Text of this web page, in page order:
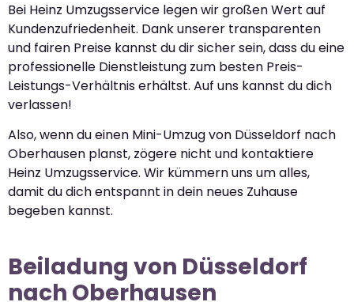
Bei Heinz Umzugsservice legen wir großen Wert auf
Kundenzufriedenheit. Dank unserer transparenten
und fairen Preise kannst du dir sicher sein, dass du eine
professionelle Dienstleistung zum besten Preis-
Leistungs-Verhältnis erhältst. Auf uns kannst du dich
verlassen!
Also, wenn du einen Mini-Umzug von Düsseldorf nach
Oberhausen planst, zögere nicht und kontaktiere
Heinz Umzugsservice. Wir kümmern uns um alles,
damit du dich entspannt in dein neues Zuhause
begeben kannst.
Beiladung von Düsseldorf
nach Oberhausen